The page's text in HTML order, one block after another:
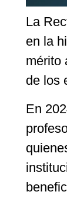
La
en la
mérito
de los
En